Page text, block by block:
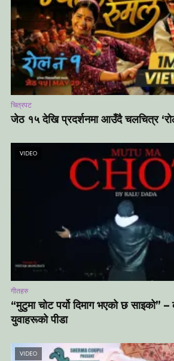
चित्रपट
जेठ १५ देखि प्रदर्शनमा आउँदै चलचित्र
VIDEO
गीतहरु
“मुटुमा चोट पर्यो दिमाग भएको छ साइको” –
युवाहरूको पीडा
VIDEO